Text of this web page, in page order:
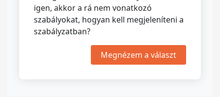
igen, akkor a rá nem vonatkozó
szabályokat, hogyan kell megjeleníteni a
szabályzatban?
Megnézem a választ